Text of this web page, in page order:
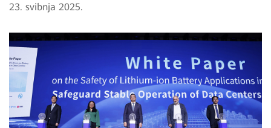
23. svibnja 2025.